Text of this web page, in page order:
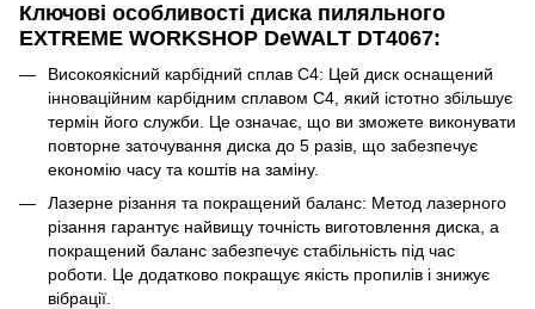
Ключові особливості диска пиляльного
EXTREME WORKSHOP DeWALT DT4067:
Високоякісний карбідний сплав С4: Цей диск оснащений
інноваційним карбідним сплавом С4, який істотно збільшує
термін його служби. Це означає, що ви зможете виконувати
повторне заточування диска до 5 разів, що забезпечує
економію часу та коштів на заміну.
Лазерне різання та покращений баланс: Метод лазерного
різання гарантує найвищу точність виготовлення диска, а
покращений баланс забезпечує стабільність під час
роботи. Це додатково покращує якість пропилів і знижує
вібрації.